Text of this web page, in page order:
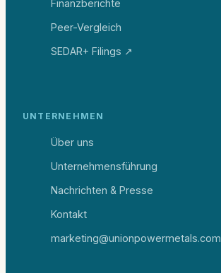
Finanzberichte
Peer-Vergleich
SEDAR+ Filings ↗
UNTERNEHMEN
Über uns
Unternehmensführung
Nachrichten & Presse
Kontakt
marketing@unionpowermetals.com